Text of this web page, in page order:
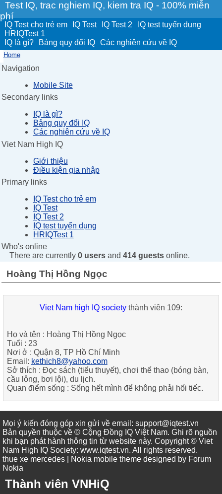
Test IQ, trac nghiem IQ, kiem tra IQ - 100% miễn
phí
IQ Test cho trẻ em IQ Test IQ Test 2
IQ test tuyển dụng
HRIQTest 1
IQ là gì?
Bảng quy đổi IQ Các nghiên cứu về IQ
Home
Navigation
Mobile Site
Secondary links
IQ là gì?
Bảng quy đổi IQ
Các nghiên cứu về IQ
Viet Nam High IQ
Giới thiệu
Điều kiện gia nhập
Primary links
IQ Test cho trẻ em
IQ Test
IQ Test 2
IQ test tuyển dụng
HRIQTest 1
Who's online
There are currently 0 usersand 414 guestsonline.
Hoàng Thị Hồng Ngọc
Viet Nam high IQ societythành viên 109:
Họ và tên : Hoàng Thị Hồng Ngọc
Tuổi : 23
Nơi ở : Quận 8, TP Hồ Chí Minh
Email: kethich8@yahoo.com
Sở thích : Đọc sách (tiểu thuyết), chơi thể thao (bóng bàn,
cầu lông, bơi lội), du lịch.
Quan điểm sống : Sống hết mình để không phải hối tiếc.
Mọi ý kiến đóng góp xin gửi về email: support@iqtest.vn
Bản quyền thuộc về © Cộng Đồng IQ Việt Nam. Ghi rõ nguồn
khi bạn phát hành thông tin từ website này. Copyright © Viet
Nam High IQ Society: www.iqtest.vn. All rights reserved.
thue xe mercedes | Nokia mobile theme designed by Forum
Nokia
Thành viên VNHiQ